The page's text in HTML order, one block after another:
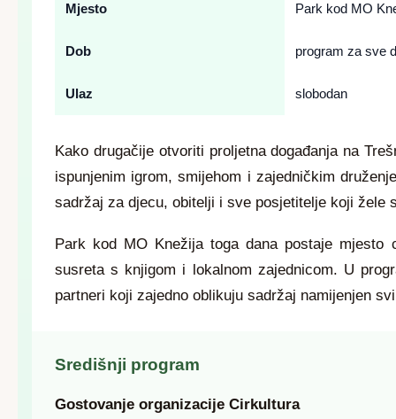
Mjesto Park kod MO
Dob program za sve
Ulaz slobodan
Kako drugačije otvoriti proljetna događanja na
ispunjenim igrom, smijehom i zajedničkim
sadržaj za djecu, obitelji i sve posjetitelje koji žele
Park kod MO Knežija toga dana postaje
susreta s knjigom i lokalnom zajednicom. U
partneri koji zajedno oblikuju sadržaj namijenjen
Središnji program
Gostovanje organizacije Cirkultura